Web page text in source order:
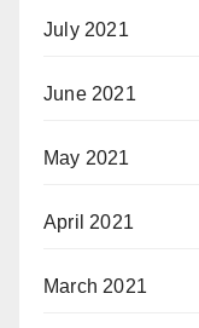
July 2021
June 2021
May 2021
April 2021
March 2021